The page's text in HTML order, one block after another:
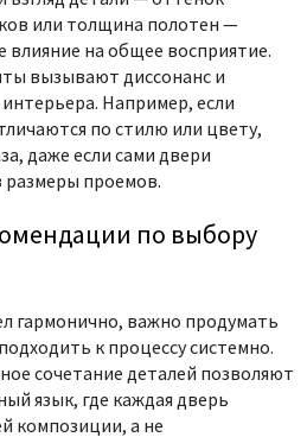
или толщина полотен —
на общее восприятие.
вызывают диссонанс и
Например, если
по стилю или цвету,
даже если сами двери
размеры проемов.
по выбору
гармонично, важно продумать
к процессу системно.
сочетание деталей позволяют
язык, где каждая дверь
композиции, а не